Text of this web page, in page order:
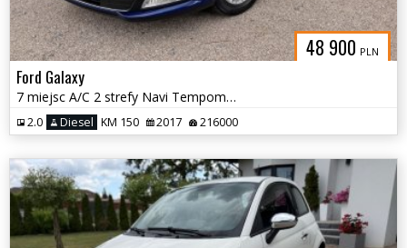
48 900 PLN
Ford Galaxy
7 miejsc A/C 2 strefy Navi Tempomat Czujniki Grzane fotele Hak
2.0 Diesel KM 150 2017 216000